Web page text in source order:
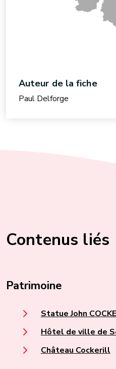
Auteur de la fiche
Paul Delforge
Contenus liés
Patrimoine
Statue John
Hôtel de ville de
Château Cockerill